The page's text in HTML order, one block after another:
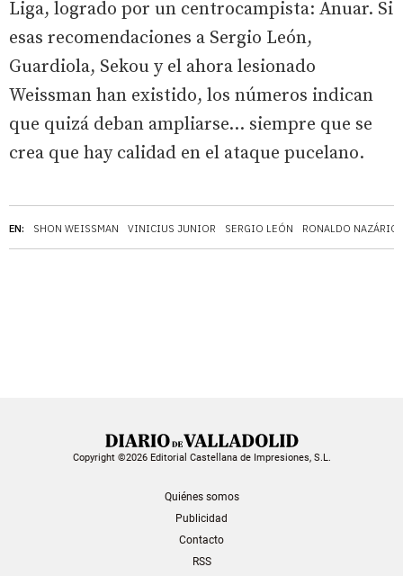
EN: SHON WEISSMAN VINICIUS JUNIOR SERGIO LEÓN RONALDO NAZÁRIO
Liga, logrado por un centrocampista: Anuar. Si
esas recomendaciones a Sergio León,
Guardiola, Sekou y el ahora lesionado
Weissman han existido, los números indican
que quizá deban ampliarse... siempre que se
crea que hay calidad en el ataque pucelano.
Copyright ©2026 Editorial Castellana de Impresiones, S.L.
Quiénes somos
Publicidad
Contacto
RSS